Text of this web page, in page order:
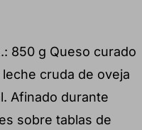
850 g Queso curado
cruda de oveja
Afinado durante
sobre tablas de